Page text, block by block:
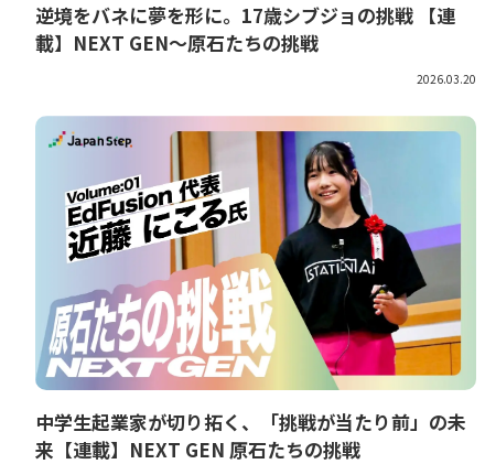
逆境をバネに夢を形に。17歳シブジョの挑戦 【連
載】NEXT GEN～原石たちの挑戦
2026.03.20
中学生起業家が切り拓く、「挑戦が当たり前」の未
来【連載】NEXT GEN 原石たちの挑戦